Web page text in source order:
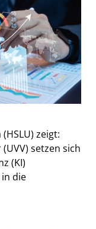
zeigt:
setzen sich
(KI)
die